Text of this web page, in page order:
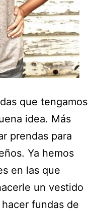
que tengamos
idea. Más
prendas para
Ya hemos
en las que
un vestido
fundas de